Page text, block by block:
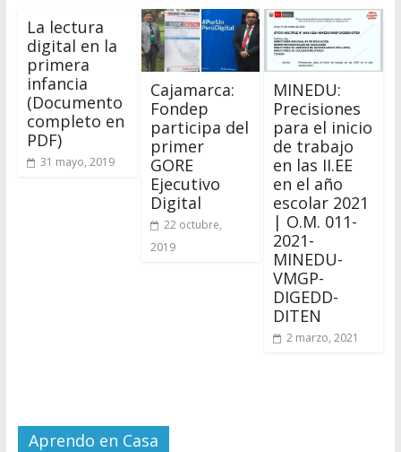
La lectura
digital en la
primera
infancia
(Documento
completo en
PDF)
31 mayo, 2019
Cajamarca:
Fondep
participa del
primer
GORE
Ejecutivo
Digital
22 octubre,
2019
MINEDU:
Precisiones
para el inicio
de trabajo
en las II.EE
en el año
escolar 2021
| O.M. 011-
2021-
MINEDU-
VMGP-
DIGEDD-
DITEN
2 marzo, 2021
Aprendo en Casa